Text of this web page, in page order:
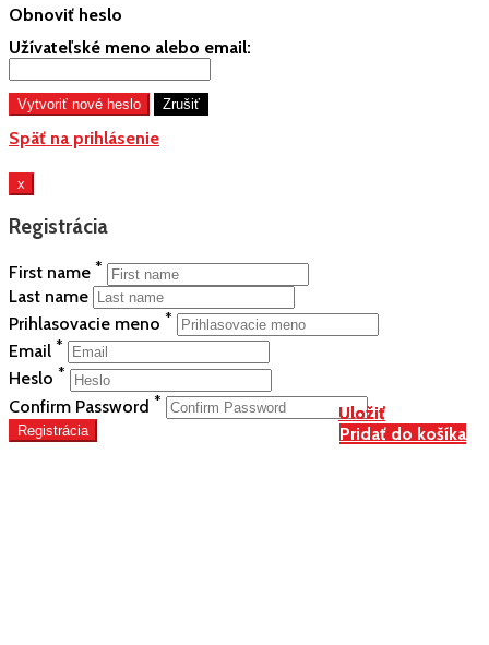
Uložiť
Pridať do košíka
Uložiť
Pridať do košíka
Uložiť
Pridať do košíka
Obnoviť heslo
Užívateľské meno alebo email:
Späť na prihlásenie
x
Registrácia
First name *
Last name
Prihlasovacie meno *
Email *
Heslo *
Confirm Password *
Registrácia